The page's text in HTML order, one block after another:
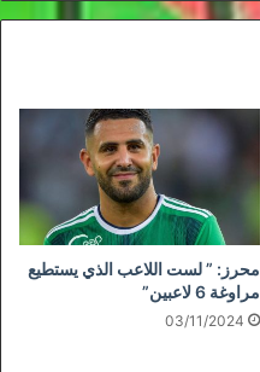
محرز: ” لست اللاعب الذي يستطيع
مراوغة 6 لاعبين”
03/11/2024